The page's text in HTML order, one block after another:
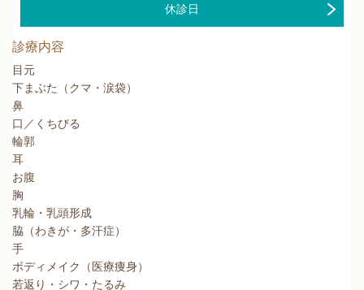
休診日
診療内容
目元
下まぶた（クマ・涙袋）
鼻
口／くちびる
輪郭
耳
お腹
胸
乳輪・乳頭形成
脇（わきが・多汗症）
手
ボディメイク（医療痩身）
若返り・シワ・たるみ